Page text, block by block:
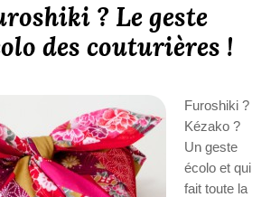
? Le geste
des couturières !
Furoshiki ?
Kézako ?
Un geste
écolo et qui
fait toute la